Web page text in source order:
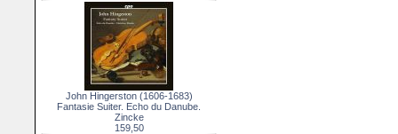
John Hingerston (1606-1683)
Fantasie Suiter. Echo du Danube.
Zincke
159,50